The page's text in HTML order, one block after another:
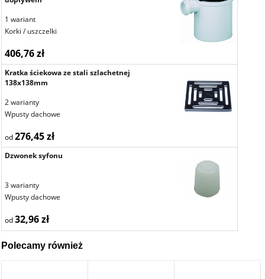
1 wariant
Korki / uszczelki
406,76 zł
Kratka ściekowa ze stali szlachetnej
138x138mm
2 warianty
Wpusty dachowe
od276,45 zł
Dzwonek syfonu
3 warianty
Wpusty dachowe
od32,96 zł
Polecamy również